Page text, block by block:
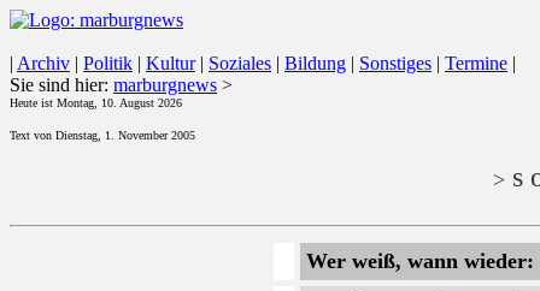
| Archiv | Politik | Kultur| Soziales | Bildung | Sonstiges | Termine |
Sie sind hier: marburgnews >
Heute ist Montag, 10. August 2026
Text von Dienstag, 1. November 2005
> s
Wer weiß, wann wieder: